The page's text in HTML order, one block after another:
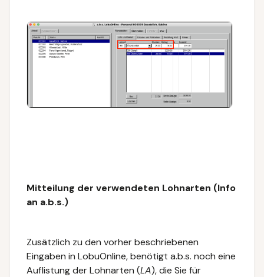
Mitteilung der verwendeten Lohnarten (Info
an a.b.s.)
Zusätzlich zu den vorher beschriebenen
Eingaben in LobuOnline, benötigt a.b.s. noch eine
Auflistung der Lohnarten (LA), die Sie für